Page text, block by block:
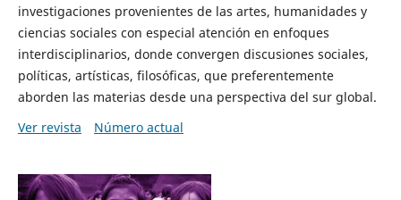
investigaciones provenientes de las artes, humanidades y
ciencias sociales con especial atención en enfoques
interdisciplinarios, donde convergen discusiones sociales,
políticas, artísticas, filosóficas, que preferentemente
aborden las materias desde una perspectiva del sur global.
Ver revista
Número actual